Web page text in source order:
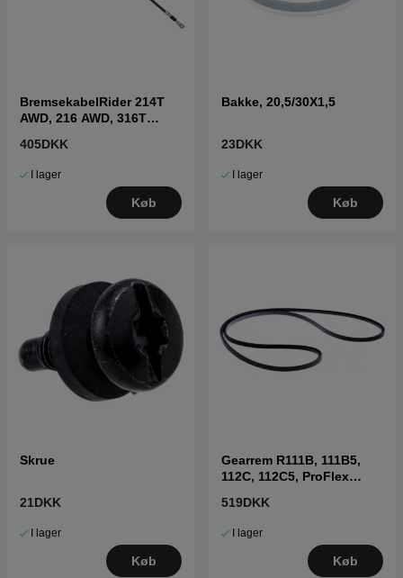
BremsekabelRider 214T
AWD, 216 AWD, 316T
405DKK
I lager
Køb
Bakke, 20,5/30X1,5
23DKK
I lager
Køb
Skrue
21DKK
I lager
Køb
Gearrem R111B, 111B5,
112C, 112C5, ProFlex
519DKK
I lager
Køb